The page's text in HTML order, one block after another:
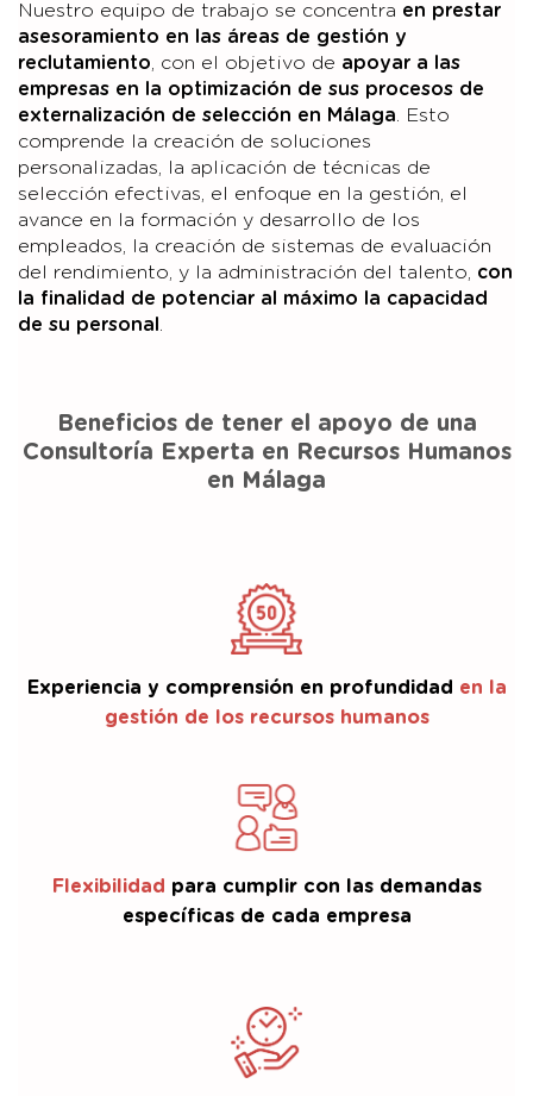
Nuestro equipo de trabajo se concentra en prestar
asesoramiento en las áreas de gestión y
reclutamiento , con el objetivo de apoyar a las
empresas en la optimización de sus procesos de
externalización de selección en Málaga . Esto
comprende la creación de soluciones
personalizadas, la aplicación de técnicas de
selección efectivas, el enfoque en la gestión, el
avance en la formación y desarrollo de los
empleados, la creación de sistemas de evaluación
del rendimiento, y la administración del talento, con
la finalidad de potenciar al máximo la capacidad
de su personal
Beneficios de tener el apoyo de una
Consultoría Experta en Recursos Humanos
en Málaga
Experiencia y comprensión en profundidad en la
gestión de los recursos humanos
Flexibilidad para cumplir con las demandas
específicas de cada empresa